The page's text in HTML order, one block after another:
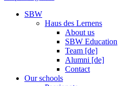
SBW
Haus des Lernens
About us
SBW Education
Team [de]
Alumni [de]
Contact
Our schools